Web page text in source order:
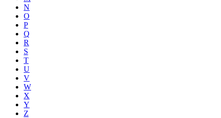
N
O
P
Q
R
S
T
U
V
W
X
Y
Z